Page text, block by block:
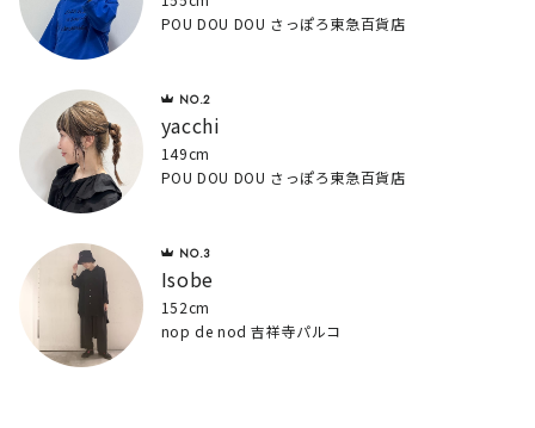
POU DOU DOU さっぽろ東急百貨店
yacchi
149cm
POU DOU DOU さっぽろ東急百貨店
Isobe
152cm
nop de nod 吉祥寺パルコ